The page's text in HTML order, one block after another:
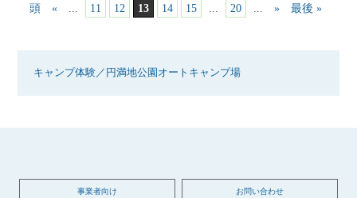
頭
« 11 12 13 14 15 20 » 最後 »
キャンプ体験／円満地公園オートキャンプ場
事業者向け お問い合わせ